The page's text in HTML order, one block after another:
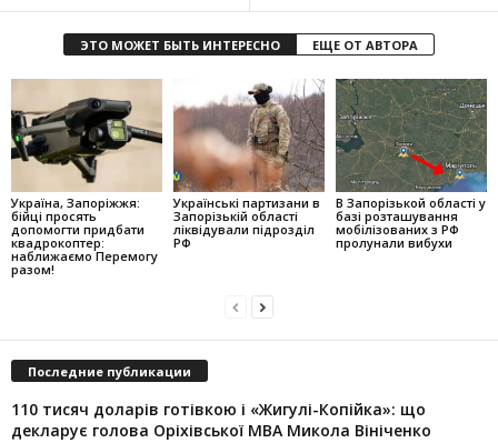
ЭТО МОЖЕТ БЫТЬ ИНТЕРЕСНО ЕЩЕ ОТ АВТОРА
Україна, Запоріжжя:
бійці просять
допомогти придбати
квадрокоптер:
наближаємо Перемогу
разом!
Українські партизани в
Запорізькій області
ліквідували підрозділ
РФ
В Запорізькой області у
базі розташування
мобілізованих з РФ
пролунали вибухи
Последние публикации
110 тисяч доларів готівкою і «Жигулі-Копійка»: що
декларує голова Оріхівської МВА Микола Вініченко